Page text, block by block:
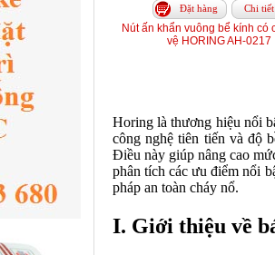
Đặt hàng Chi tiết
Nút ấn khẩn vuông bể kính có
vệ HORING AH-0217
Horing là thương hiệu nổi
công nghệ tiên tiến và độ
Điều này giúp nâng cao
phân tích các ưu điểm nổi
pháp an toàn cháy nổ.
I. Giới thiệu về